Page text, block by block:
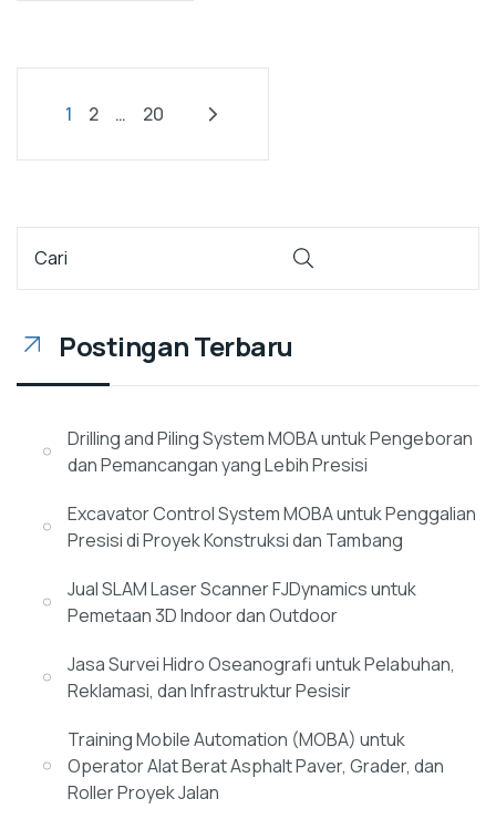
1 2 … 20
Postingan Terbaru
Drilling and Piling System MOBA untuk Pengeboran
dan Pemancangan yang Lebih Presisi
Excavator Control System MOBA untuk Penggalian
Presisi di Proyek Konstruksi dan Tambang
Jual SLAM Laser Scanner FJDynamics untuk
Pemetaan 3D Indoor dan Outdoor
Jasa Survei Hidro Oseanografi untuk Pelabuhan,
Reklamasi, dan Infrastruktur Pesisir
Training Mobile Automation (MOBA) untuk
Operator Alat Berat Asphalt Paver, Grader, dan
Roller Proyek Jalan